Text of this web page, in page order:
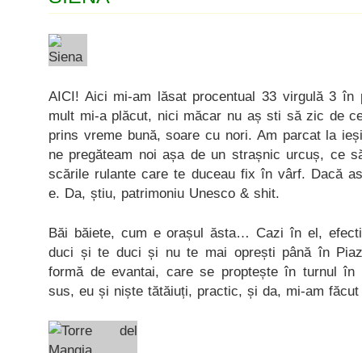
AICI! Aici mi-am lăsat procentual 33 virgulă 3 în
mult mi-a plăcut, nici măcar nu aș sti să zic de
prins vreme bună, soare cu nori. Am parcat la
ne pregăteam noi așa de un strașnic urcuș, ce
scările rulante care te duceau fix în vârf. Dacă
e. Da, știu, patrimoniu Unesco & shit.
Băi băiete, cum e orașul ăsta… Cazi în el,
duci și te duci și nu te mai oprești până în
formă de evantai, care se proptește în turnul în
sus, eu și niște tătăiuți, practic, și da, mi-am